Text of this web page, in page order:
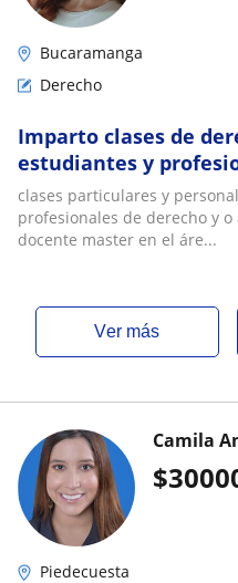
Bucaramanga
Derecho
Imparto clases de
estudiantes y
clases particulares y
profesionales de derecho y
docente master en el áre...
ver más
$
Camila
Piedecuesta